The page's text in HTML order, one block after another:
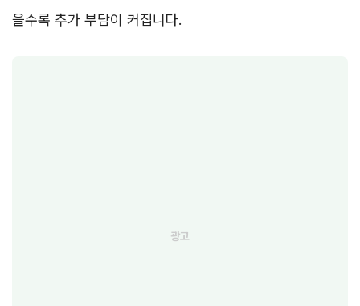
을수록 추가 부담이 커집니다.